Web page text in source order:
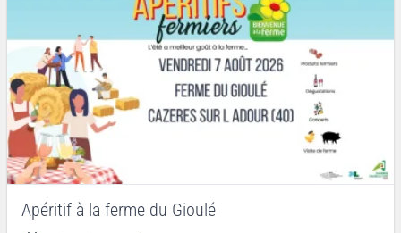
Apéritif à la ferme du Gioulé